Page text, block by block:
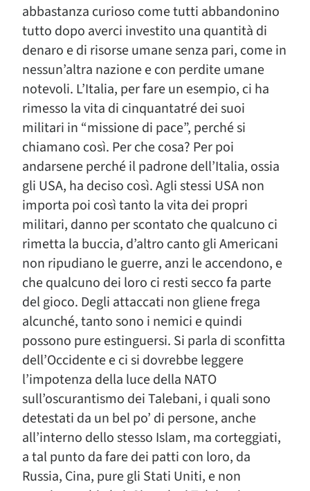
abbastanza curioso come tutti abbandonino
tutto dopo averci investito una quantità di
denaro e di risorse umane senza pari, come in
nessun’altra nazione e con perdite umane
notevoli. L’Italia, per fare un esempio, ci ha
rimesso la vita di cinquantatré dei suoi
militari in “missione di pace”, perché si
chiamano così. Per che cosa? Per poi
andarsene perché il padrone dell’Italia, ossia
gli USA, ha deciso così. Agli stessi USA non
importa poi così tanto la vita dei propri
militari, danno per scontato che qualcuno ci
rimetta la buccia, d’altro canto gli Americani
non ripudiano le guerre, anzi le accendono, e
che qualcuno dei loro ci resti secco fa parte
del gioco. Degli attaccati non gliene frega
alcunché, tanto sono i nemici e quindi
possono pure estinguersi. Si parla di sconfitta
dell’Occidente e ci si dovrebbe leggere
l’impotenza della luce della NATO
sull’oscurantismo dei Talebani, i quali sono
detestati da un bel po’ di persone, anche
all’interno dello stesso Islam, ma corteggiati,
a tal punto da fare dei patti con loro, da
Russia, Cina, pure gli Stati Uniti, e non